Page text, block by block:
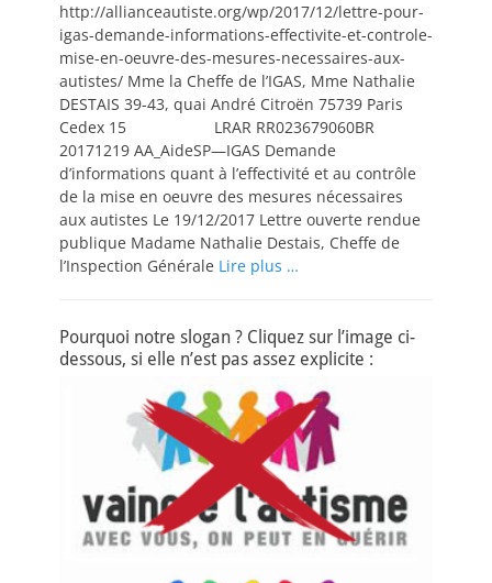
http://allianceautiste.org/wp/2017/12/lettre-pour-
igas-demande-informations-effectivite-et-controle-
mise-en-oeuvre-des-mesures-necessaires-aux-
autistes/ Mme la Cheffe de l’IGAS, Mme Nathalie
DESTAIS 39-43, quai André Citroën 75739 Paris
Cedex 15 LRAR RR023679060BR
20171219 AA_AideSP—IGAS Demande
d’informations quant à l’effectivité et au contrôle
de la mise en oeuvre des mesures nécessaires
aux autistes Le 19/12/2017 Lettre ouverte rendue
publique Madame Nathalie Destais, Cheffe de
l’Inspection Générale Lire plus …
Pourquoi notre slogan ? Cliquez sur l’image ci-
dessous, si elle n’est pas assez explicite :